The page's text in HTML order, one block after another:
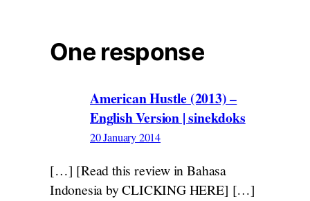
One response
American Hustle (2013) –
English Version | sinekdoks
20 January 2014
[…] [Read this review in Bahasa
Indonesia by CLICKING HERE] […]